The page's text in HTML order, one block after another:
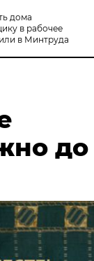
дома
в рабочее
в Минтруда
до